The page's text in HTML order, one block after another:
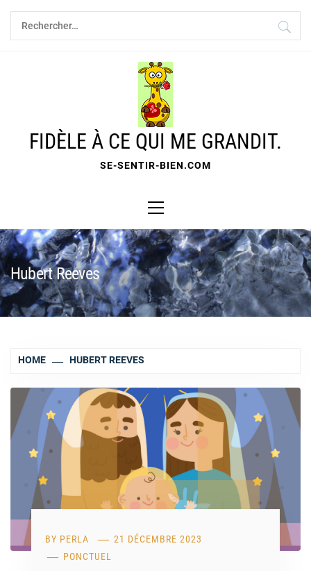
Skip
content
Rechercher :
FIDÈLE À CE QUI ME GRANDIT.
SE-SENTIR-BIEN.COM
Menu
Hubert Reeves
HOME HUBERT REEVES
BY PERLA
21 DÉCEMBRE 2023
PONCTUEL